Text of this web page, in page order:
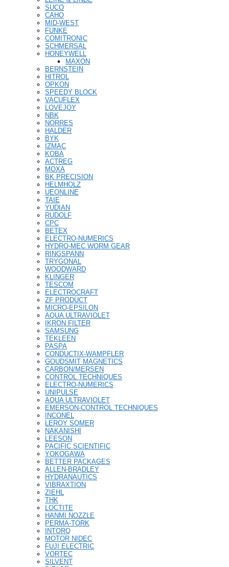
SUCO
CAHO
MID-WEST
FUNKE
COMITRONIC
SCHMERSAL
HONEYWELL
MAXON
BERNSTEIN
HITROL
OPKON
SPEEDY BLOCK
VACUFLEX
LOVEJOY
NBK
NORRES
HALDER
BYK
IZMAC
KOBA
ACTREG
MOXA
BK PRECISION
HELMHOLZ
UEONLINE
TAIE
YUDIAN
RUDOLF
CPC
BETEX
ELECTRO-NUMERICS
HYDRO-MEC WORM GEAR
RINGSPANN
TRYGONAL
WOODWARD
KLINGER
TESCOM
ELECTROCRAFT
ZF PRODUCT
MICRO-EPSILON
AQUA ULTRAVIOLET
IKRON FILTER
SAMSUNG
TEKLEEN
PASPA
CONDUCTIX-WAMPFLER
GOUDSMIT MAGNETICS
CARBON/MERSEN
CONTROL TECHNIQUES
ELECTRO-NUMERICS
UNIPULSE
AQUA ULTRAVIOLET
EMERSON-CONTROL TECHNIQUES
INCONEL
LEROY SOMER
NAKANISHI
LEESON
PACIFIC SCIENTIFIC
YOKOGAWA
BETTER PACKAGES
ALLEN-BRADLEY
HYDRANAUTICS
VIBRAXTION
ZIEHL
THK
LOCTITE
HANMI NOZZLE
PERMA-TORK
INTORQ
MOTOR NIDEC
FUJI ELECTRIC
VORTEC
SILVENT